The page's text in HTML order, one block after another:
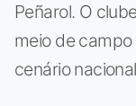
Peñarol. O
meio de
cenário